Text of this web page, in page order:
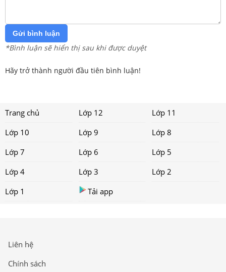
Gửi bình luận
*Bình luận sẽ hiển thị sau khi được duyệt
Hãy trở thành người đầu tiên bình luận!
Trang chủ Lớp 12
Lớp 11
Lớp 10
Lớp 9
Lớp 8
Lớp 7
Lớp 6
Lớp 5
Lớp 4
Lớp 3
Lớp 2
Lớp 1
Tải app
Liên hệ
Chính sách